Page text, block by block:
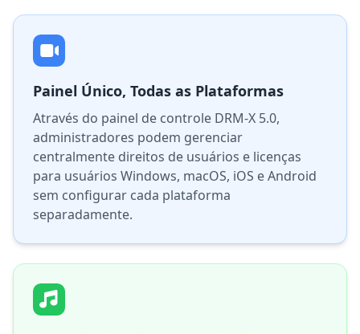
Painel Único, Todas as Plataformas
Através do painel de controle DRM-X 5.0,
administradores podem gerenciar
centralmente direitos de usuários e licenças
para usuários Windows, macOS, iOS e Android
sem configurar cada plataforma
separadamente.